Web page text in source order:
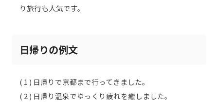
り旅行も人気です。
日帰りの例文
( 1 ) 日帰りで京都まで行ってきました。
( 2 ) 日帰り温泉でゆっくり疲れを癒しました。